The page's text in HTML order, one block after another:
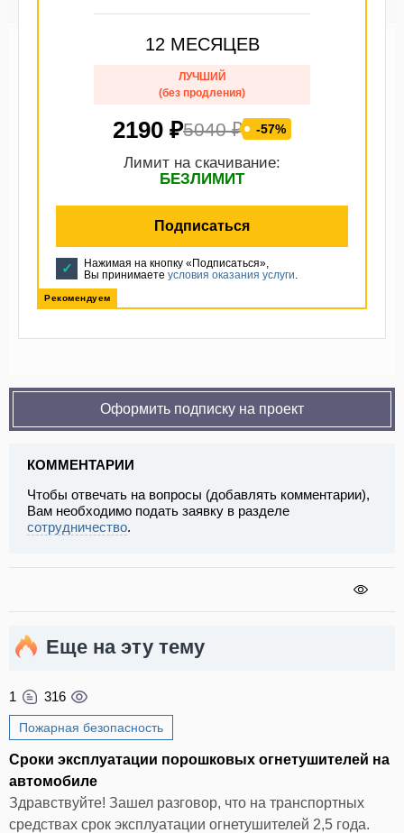
12 МЕСЯЦЕВ
ЛУЧШИЙ
(без продления)
2190 ₽5040 ₽ -57%
Лимит на скачивание:
БЕЗЛИМИТ
Подписаться
Нажимая на кнопку «Подписаться»,
Вы принимаете условия оказания услуги.
Рекомендуем
Оформить подписку на проект
КОММЕНТАРИИ
Чтобы отвечать на вопросы (добавлять комментарии),
Вам необходимо подать заявку в разделе
сотрудничество.
Еще на эту тему
1 316
Пожарная безопасность
Сроки эксплуатации порошковых огнетушителей на
автомобиле
Здравствуйте! Зашел разговор, что на транспортных
средствах срок эксплуатации огнетушителей 2,5 года.